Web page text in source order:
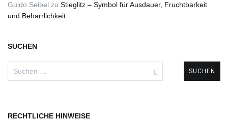
Guido Seibel zu Stieglitz – Symbol für Ausdauer, Fruchtbarkeit
und Beharrlichkeit
SUCHEN
RECHTLICHE HINWEISE